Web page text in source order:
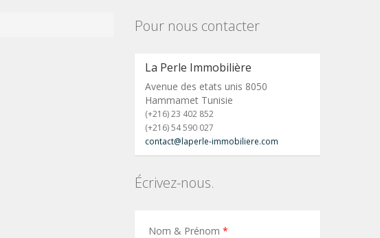
Pour nous contacter
La Perle Immobilière
Avenue des etats unis 8050
Hammamet Tunisie
(+216) 23 402 852
(+216) 54 590 027
contact@laperle-immobiliere.com
Écrivez-nous.
Nom & Prénom *